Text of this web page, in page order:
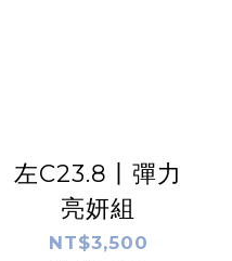
左C23.8丨彈力
亮妍組
NT$3,500